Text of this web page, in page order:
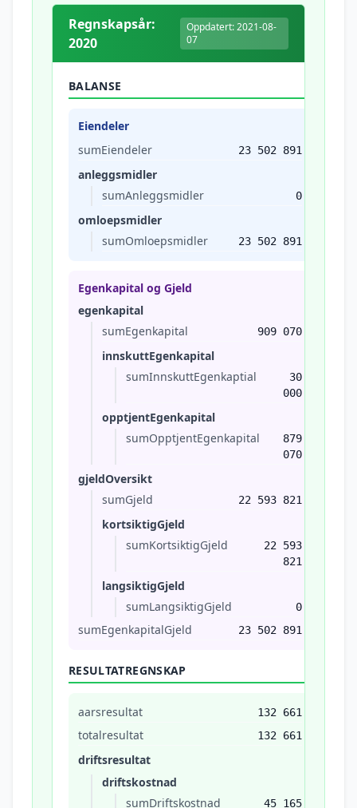
Regnskapsår:
2020
Oppdatert: 2021-08-
07
BALANSE
Eiendeler
sumEiendeler
23 502 891
anleggsmidler
sumAnleggsmidler
0
omloepsmidler
sumOmloepsmidler
23 502 891
Egenkapital og Gjeld
egenkapital
sumEgenkapital
909 070
innskuttEgenkapital
sumInnskuttEgenkaptial
30
000
opptjentEgenkapital
sumOpptjentEgenkapital
879
070
gjeldOversikt
sumGjeld
22 593 821
kortsiktigGjeld
sumKortsiktigGjeld
22 593
821
langsiktigGjeld
sumLangsiktigGjeld
0
sumEgenkapitalGjeld 23 502 891
RESULTATREGNSKAP
aarsresultat 132 661
totalresultat 132 661
driftsresultat
driftskostnad
sumDriftskostnad
45 165